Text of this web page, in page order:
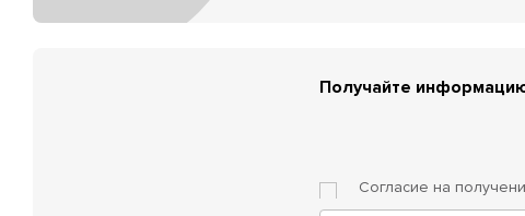
Получайте
Согласие на